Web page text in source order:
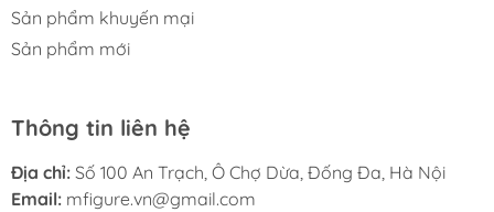
Sản phẩm khuyến mại
Sản phẩm mới
Thông tin liên hệ
Địa chỉ: Số 100 An Trạch, Ô Chợ Dừa, Đống Đa, Hà Nội
Email: mfigure.vn@gmail.com